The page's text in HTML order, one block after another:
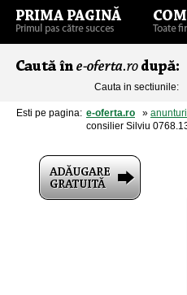
Cauta in sectiunile:
Esti pe pagina: e-oferta.ro »
consilier Silviu